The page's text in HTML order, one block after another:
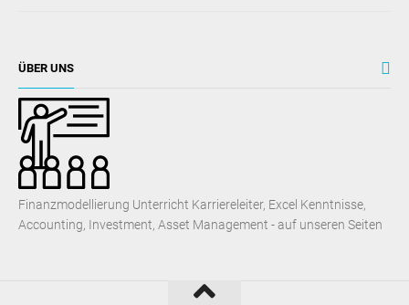
ÜBER UNS
Finanzmodellierung Unterricht Karriereleiter, Excel Kenntnisse,
Accounting, Investment, Asset Management - auf unseren Seiten